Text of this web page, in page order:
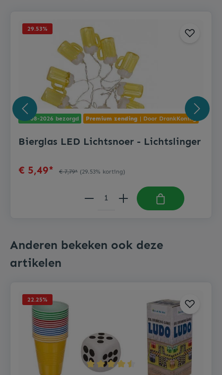
29.53%
11-08-2026 bezorgd Premium zending | Door DrankKoning
Bierglas LED Lichtsnoer - Lichtslinger
€ 5,49* € 7,79* (29.53% korting)
Anderen bekeken ook deze
artikelen
22.25%